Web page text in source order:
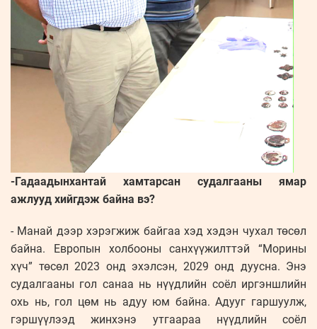
-Гадаадынхантай хамтарсан судалгааны ямар
ажлууд хийгдэж байна вэ?
- Манай дээр хэрэгжиж байгаа хэд хэдэн чухал төсөл
байна. Европын холбооны санхүүжилттэй “Морины
хүч” төсөл 2023 онд эхэлсэн, 2029 онд дуусна. Энэ
судалгааны гол санаа нь нүүдлийн соёл иргэншлийн
охь нь, гол цөм нь адуу юм байна. Адууг гаршуулж,
гэршүүлээд жинхэнэ утгаараа нүүдлийн соёл